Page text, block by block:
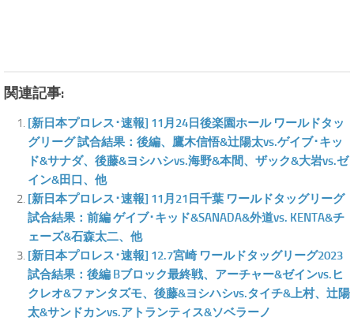
関連記事:
[新日本プロレス･速報] 11月24日後楽園ホール ワールドタッ
グリーグ 試合結果：後編、鷹木信悟&辻陽太vs.ゲイブ･キッ
ド&サナダ、後藤&ヨシハシvs.海野&本間、ザック&大岩vs.ゼ
イン&田口、他
[新日本プロレス･速報] 11月21日千葉 ワールドタッグリーグ
試合結果：前編 ゲイブ･キッド&SANADA&外道vs. KENTA&チ
ェーズ&石森太二、他
[新日本プロレス･速報] 12.7宮崎 ワールドタッグリーグ2023
試合結果：後編 Bブロック最終戦、アーチャー&ゼインvs.ヒ
クレオ&ファンタズモ、後藤&ヨシハシvs.タイチ&上村、辻陽
太&サンドカンvs.アトランティス&ソベラーノ